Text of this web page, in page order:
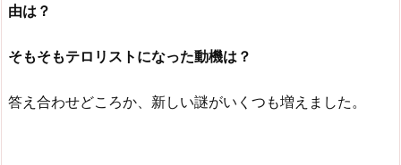
由は？
そもそもテロリストになった動機は？
答え合わせどころか、新しい謎がいくつも増えました。